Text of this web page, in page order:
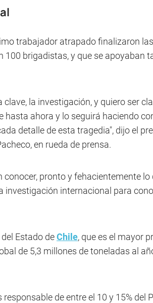
trabajador atrapado finalizaron
100 brigadistas, y que se apoyaban
la investigación, y quiero ser
ahora y lo seguirá haciendo
detalle de esta tragedia", dijo el
en rueda de prensa.
pronto y fehacientemente lo
investigación internacional para
Estado deChile, que es el mayor
de 5,3 millones de toneladas al
de entre el 10 y 15% del